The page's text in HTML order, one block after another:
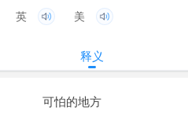
英 美
释义
可怕的地方